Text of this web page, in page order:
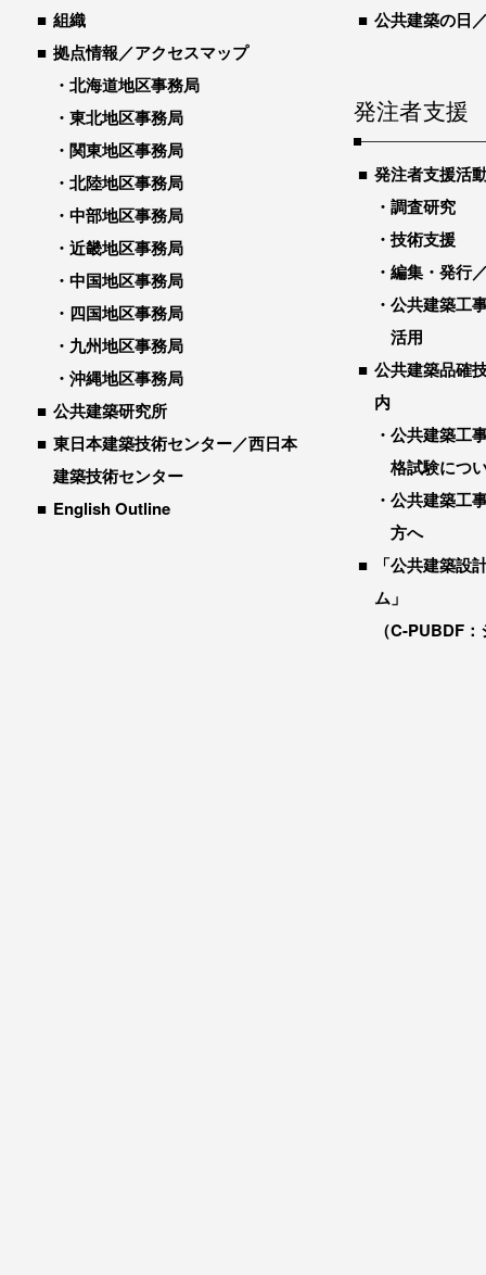
組織
拠点情報／アクセスマップ
北海道地区事務局
東北地区事務局
関東地区事務局
北陸地区事務局
中部地区事務局
近畿地区事務局
中国地区事務局
四国地区事務局
九州地区事務局
沖縄地区事務局
公共建築研究所
東日本建築技術センター／西日本
建築技術センター
English Outline
公共建築の日
発注者支援
発注者支援活
調査研究
技術支援
編集・発行
公共建築工
活用
公共建築品確
内
公共建築工
格試験につ
公共建築工
方へ
「公共建築設
ム」
（C-PUBDF